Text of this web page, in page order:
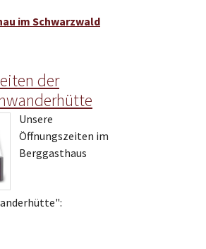
im Schwarzwald
der
Unsere
Öffnungszeiten im
Berggasthaus